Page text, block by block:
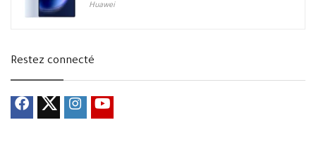
Huawei
Restez connecté